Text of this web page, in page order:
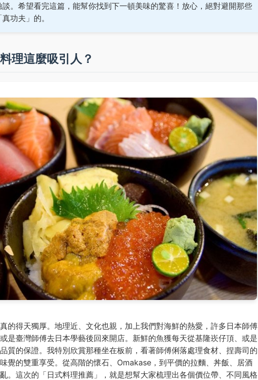
。希望看完這篇，能幫你找到下一頓美味的驚喜！放心，絕對避開那些
功夫」的。
理這麼吸引人？
的得天獨厚。地理近、文化也親，加上我們對海鮮的熱愛，許多日本師傅
是臺灣師傅去日本學藝後回來開店。新鮮的魚獲每天從基隆崁仔頂、或是
質的保證。我特別欣賞那種坐在板前，看著師傅俐落處理食材、捏壽司的
覺的雙重享受。從高階的懷石、Omakase，到平價的拉麵、丼飯、居酒
。這次的「日式料理推薦」，就是想幫大家梳理出各個價位帶、不同風格